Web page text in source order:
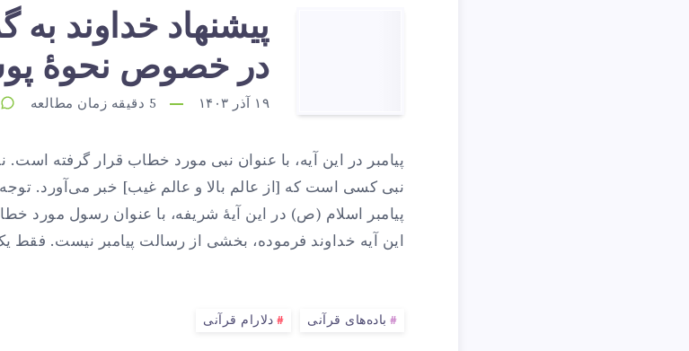
پیشنهاد
خداوند
به
گروه‌هایی
پیشنهاد خداوند به
در خصوص نحوهٔ
۱۹ آذر ۱۴۰۳ 5 دقیقه زمان مطالعه
پیامبر در این آیه، با عنوان نبی مورد خطاب قرار گرفته
نبی کسی است که [از عالم بالا و عالم غیب] خبر می‌آورد.
پیامبر اسلام (ص) در این آیهٔ شریفه، با عنوان رسول مورد
این آیه خداوند فرموده، بخشی از رسالت پیامبر نیست. فقط
باده‌های قرآنی دلارام قرآنی